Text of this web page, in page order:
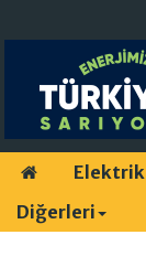
Elektrik
Diğerleri